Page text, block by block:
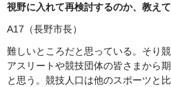
視野に入れて再検討するのか、教えて
A17（長野市長）
難しいところだと思っている。そり
アスリートや競技団体の皆さまから
と思う。競技人口は他のスポーツと